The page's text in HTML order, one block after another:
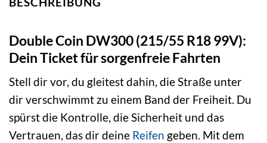
Double Coin DW300 (215/55 R18 99V):
Dein Ticket für sorgenfreie Fahrten
Stell dir vor, du gleitest dahin, die Straße unter
dir verschwimmt zu einem Band der Freiheit. Du
spürst die Kontrolle, die Sicherheit und das
Vertrauen, das dir deine Reifen geben. Mit dem